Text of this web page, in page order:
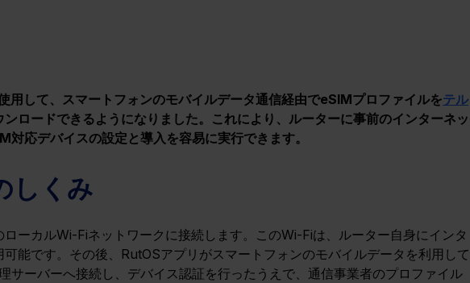
用して、スマートフォンのモバイルデータ通信経由でeSIMプロファイルをテル
ンロードできるようになりました。これにより、ルーターに事前のインターネッ
対応デバイスの設定と導入を容易に実行できます。
しくみ
ローカルWi-Fiネットワークに接続します。このWi-Fiは、ルーター自身にインタ
能です。その後、RutOSアプリがスマートフォンのモバイルデータを利用して
サーバーへ接続し、デバイス認証を行ったうえで、通信事業者のプロファイル